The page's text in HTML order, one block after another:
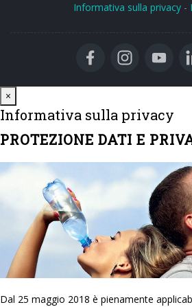
Informativa sulla privacy -
×
Informativa sulla privacy
PROTEZIONE DATI E
Dal 25 maggio 2018 è pienamente